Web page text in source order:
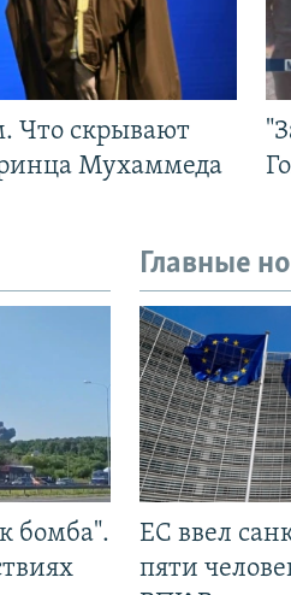
Что скрывают
Мухаммеда
бомба".
Главные
ЕС ввел
пяти